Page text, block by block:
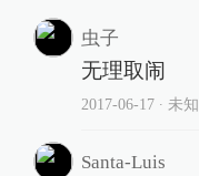
虫子
无理取闹
2017-06-17∙ 未知
Santa-Luis